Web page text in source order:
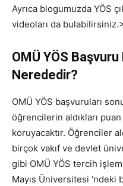
Ayrıca blogumuzda YÖS
videoları da
OMÜ YÖS
Nerededir?
OMÜ YÖS başvuruları
öğrencilerin aldıkları
koruyacaktır. Öğrenciler
birçok vakıf ve devlet
gibi OMÜ YÖS tercih
Mayıs Üniversitesi